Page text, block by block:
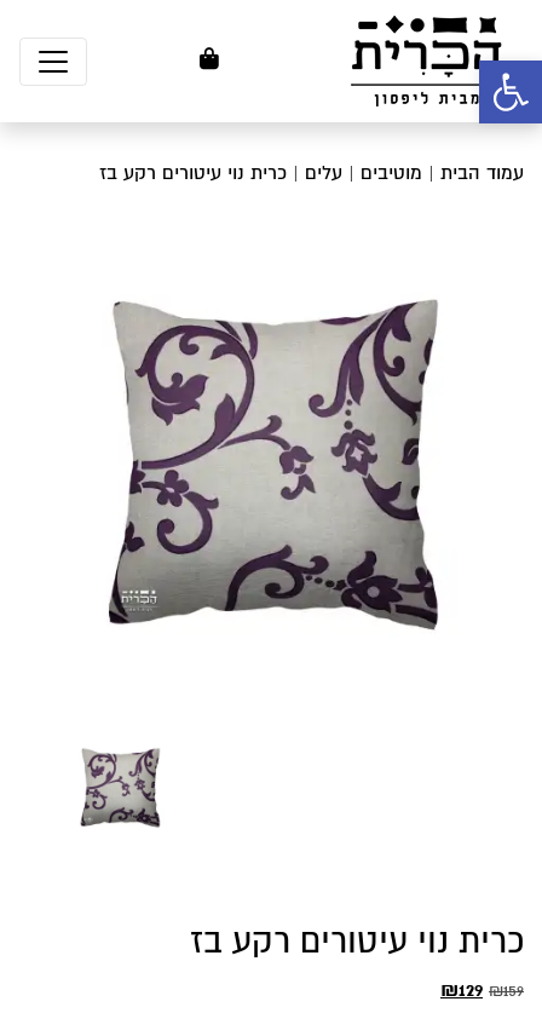
פתח סרגל נגישות
עמוד הבית | מוטיבים | עלים | כרית נוי עיטורים רקע בז
כרית נוי עיטורים רקע בז
₪159
המחיר
₪129